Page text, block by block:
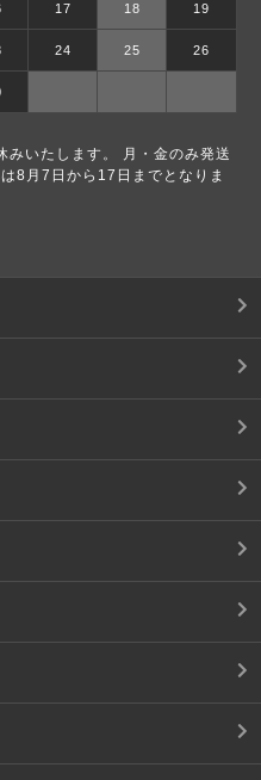
17 18 19
24 25 26
みいたします。 月・金のみ発送
8月7日から17日までとなりま